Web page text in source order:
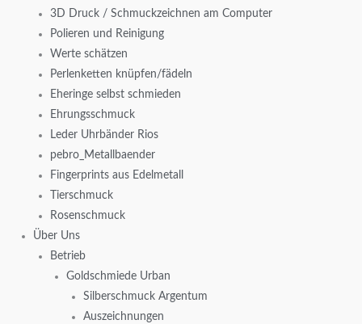
3D Druck / Schmuckzeichnen am Computer
Polieren und Reinigung
Werte schätzen
Perlenketten knüpfen/fädeln
Eheringe selbst schmieden
Ehrungsschmuck
Leder Uhrbänder Rios
pebro_Metallbaender
Fingerprints aus Edelmetall
Tierschmuck
Rosenschmuck
Über Uns
Betrieb
Goldschmiede Urban
Silberschmuck Argentum
Auszeichnungen